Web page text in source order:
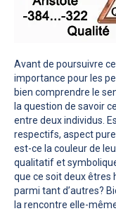
Avant de poursuivre
importance pour les
bien comprendre le
la question de savoir
entre deux individus.
respectifs, aspect
est-ce la couleur de
qualitatif et
que ce soit deux êtres
parmi tant d’autres?
la rencontre elle-